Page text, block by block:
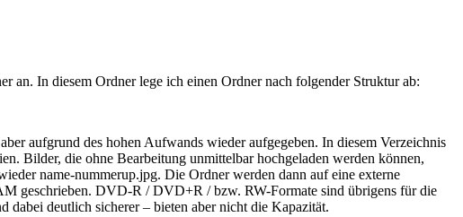
an. In diesem Ordner lege ich einen Ordner nach folgender Struktur ab:
aufgrund des hohen Aufwands wieder aufgegeben. In diesem Verzeichnis
Bilder, die ohne Bearbeitung unmittelbar hochgeladen werden können,
name-nummerup.jpg. Die Ordner werden dann auf eine externe
geschrieben. DVD-R / DVD+R / bzw. RW-Formate sind übrigens für die
dabei deutlich sicherer – bieten aber nicht die Kapazität.